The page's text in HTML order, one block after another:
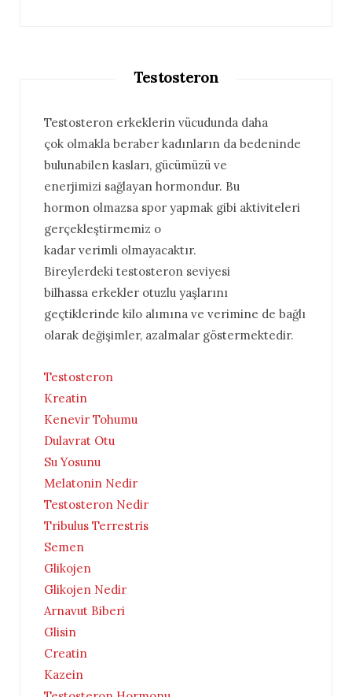
Testosteron
Testosteron erkeklerin vücudunda daha
çok olmakla beraber kadınların da bedeninde
bulunabilen kasları, gücümüzü ve
enerjimizi sağlayan hormondur. Bu
hormon olmazsa spor yapmak gibi aktiviteleri
gerçekleştirmemiz o
kadar verimli olmayacaktır.
Bireylerdeki testosteron seviyesi
bilhassa erkekler otuzlu yaşlarını
geçtiklerinde kilo alımına ve verimine de bağlı
olarak değişimler, azalmalar göstermektedir.
Testosteron
Kreatin
Kenevir Tohumu
Dulavrat Otu
Su Yosunu
Melatonin Nedir
Testosteron Nedir
Tribulus Terrestris
Semen
Glikojen
Glikojen Nedir
Arnavut Biberi
Glisin
Creatin
Kazein